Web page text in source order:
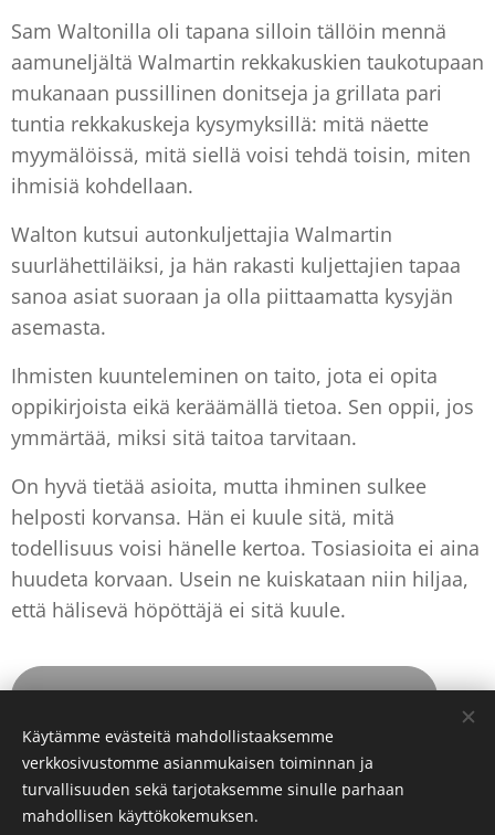
Sam Waltonilla oli tapana silloin tällöin mennä
aamuneljältä Walmartin rekkakuskien taukotupaan
mukanaan pussillinen donitseja ja grillata pari
tuntia rekkakuskeja kysymyksillä: mitä näette
myymälöissä, mitä siellä voisi tehdä toisin, miten
ihmisiä kohdellaan.
Walton kutsui autonkuljettajia Walmartin
suurlähettiläiksi, ja hän rakasti kuljettajien tapaa
sanoa asiat suoraan ja olla piittaamatta kysyjän
asemasta.
Ihmisten kuunteleminen on taito, jota ei opita
oppikirjoista eikä keräämällä tietoa. Sen oppii, jos
ymmärtää, miksi sitä taitoa tarvitaan.
On hyvä tietää asioita, mutta ihminen sulkee
helposti korvansa. Hän ei kuule sitä, mitä
todellisuus voisi hänelle kertoa. Tosiasioita ei aina
huudeta korvaan. Usein ne kuiskataan niin hiljaa,
että hälisevä höpöttäjä ei sitä kuule.
13. Vain kärkikoirat maisemat vaihtuvat
Evästeet
Käytämme evästeitä mahdollistaaksemme
verkkosivustomme asianmukaisen toiminnan ja
turvallisuuden sekä tarjotaksemme sinulle parhaan
mahdollisen käyttökokemuksen.